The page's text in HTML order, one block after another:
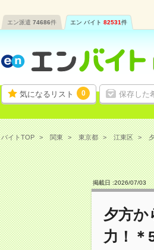
エン派遣 74686件 エン バイト 82531件
気になるリスト 0 保存した
バイトTOP 関東 東京都 江東区
掲載日 :2026/07/03
夕方か
力！＊